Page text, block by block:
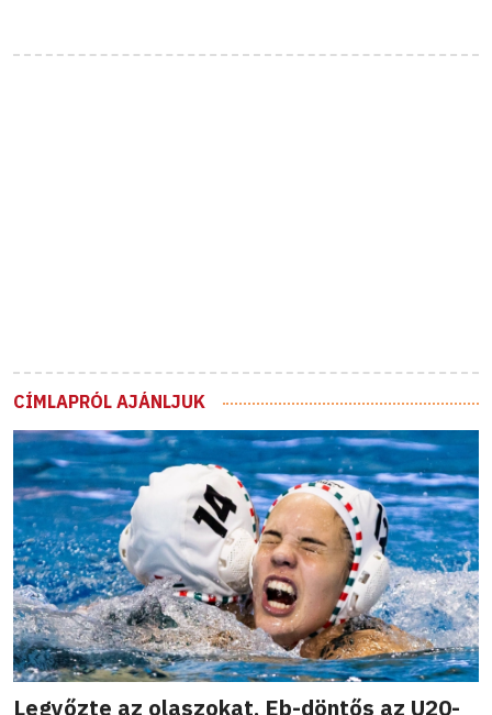
CÍMLAPRÓL AJÁNLJUK
Legyőzte az olaszokat, Eb-döntős az U20-